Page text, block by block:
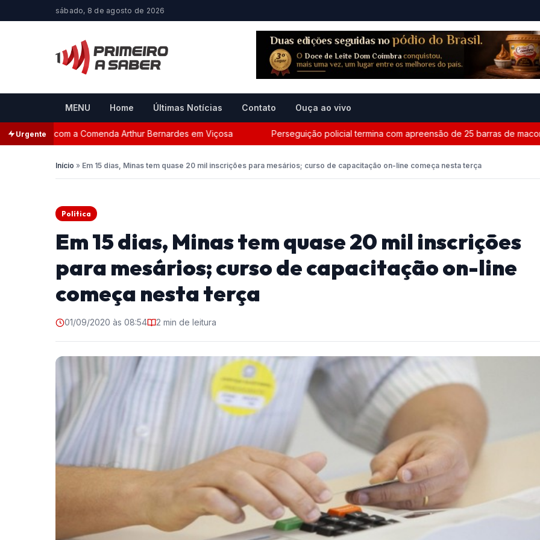
sábado, 8 de agosto de 2026
MENU Home Últimas Notícias Contato Ouça ao vivo
Urgentecom a Comenda Arthur Bernardes em Viçosa Perseguição policial termina com apreensão de 25 barras de maconha
Início » Em 15 dias, Minas tem quase 20 mil inscrições para mesários; curso de capacitação on-line começa nesta terça
Política
Em 15 dias, Minas tem quase 20 mil inscrições
para mesários; curso de capacitação on-line
começa nesta terça
01/09/2020 às 08:54 2 min de leitura